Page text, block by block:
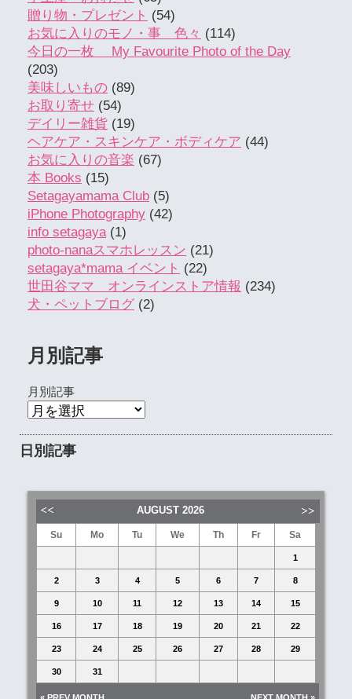
贈り物・プレゼント (54)
お気に入りのモノ・事 色々 (114)
今日の一枚 My Favourite Photo of the Day
(203)
美味しいもの (89)
お取り寄せ (54)
デイリー雑貨 (19)
ヘアケア・スキンケア・ボディケア (44)
お気に入りの音楽 (67)
本 Books (15)
Setagayamama Club (5)
iPhone Photography (42)
info setagaya (1)
photo-nanaスマホレッスン (21)
setagaya*mama イベント (22)
世田谷ママ オンラインストア情報 (234)
犬・ペットブログ (2)
月別記事
月別記事
日別記事
AUGUST 2026
Su Mo Tu We Th Fr Sa
1
2 3 4 5 6 7 8
9 10 11 12 13 14 15
16 17 18 19 20 21 22
23 24 25 26 27 28 29
30 31